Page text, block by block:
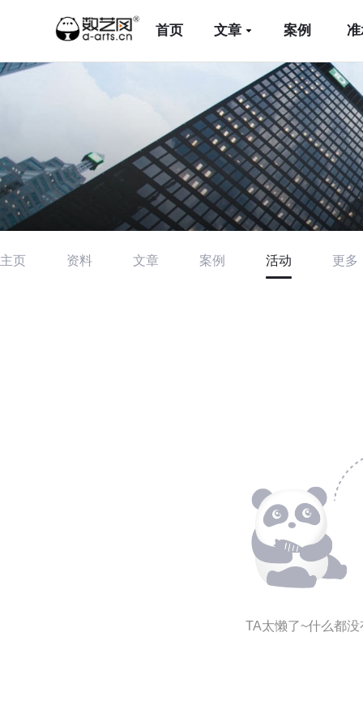
首页 文章 案例
主页 资料 文章 案例 活动 更多
TA太懒了~什么都没